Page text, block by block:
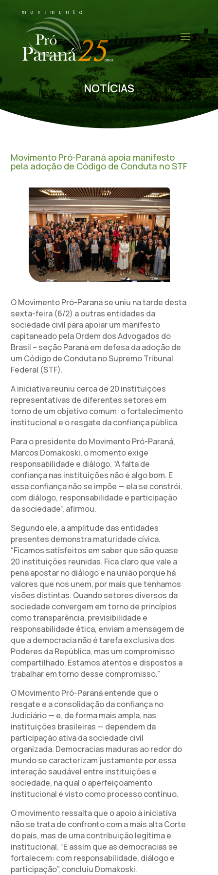
NOTÍCIAS
Movimento Pró-Paraná apoia manifesto
pela adoção de Código de Conduta no STF
O Movimento Pró-Paraná se uniu na tarde desta
sexta-feira (6/2) a outras entidades da
sociedade civil para apoiar um manifesto
capitaneado pela Ordem dos Advogados do
Brasil – seção Paraná em defesa da adoção de
um Código de Conduta no Supremo Tribunal
Federal (STF).
A iniciativa reuniu cerca de 20 instituições
representativas de diferentes setores em
torno de um objetivo comum: o fortalecimento
institucional e o resgate da confiança pública.
Para o presidente do Movimento Pró-Paraná,
Marcos Domakoski, o momento exige
responsabilidade e diálogo. “A falta de
confiança nas instituições não é algo bom. E
essa confiança não se impõe — ela se constrói,
com diálogo, responsabilidade e participação
da sociedade”, afirmou.
Segundo ele, a amplitude das entidades
presentes demonstra maturidade cívica.
“Ficamos satisfeitos em saber que são quase
20 instituições reunidas. Fica claro que vale a
pena apostar no diálogo e na união porque há
valores que nos unem, por mais que tenhamos
visões distintas. Quando setores diversos da
sociedade convergem em torno de princípios
como transparência, previsibilidade e
responsabilidade ética, enviam a mensagem de
que a democracia não é tarefa exclusiva dos
Poderes da República, mas um compromisso
compartilhado. Estamos atentos e dispostos a
trabalhar em torno desse compromisso.”
O Movimento Pró-Paraná entende que o
resgate e a consolidação da confiança no
Judiciário — e, de forma mais ampla, nas
instituições brasileiras — dependem da
participação ativa da sociedade civil
organizada. Democracias maduras ao redor do
mundo se caracterizam justamente por essa
interação saudável entre instituições e
sociedade, na qual o aperfeiçoamento
institucional é visto como processo contínuo.
O movimento ressalta que o apoio à iniciativa
não se trata de confronto com a mais alta Corte
do país, mas de uma contribuição legítima e
institucional. “É assim que as democracias se
fortalecem: com responsabilidade, diálogo e
participação”, concluiu Domakoski.